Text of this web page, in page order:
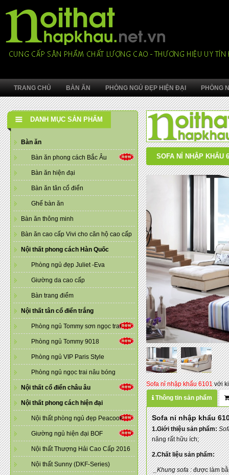
TRANG CHỦ BÀN ĂN PHÒNG NGỦ ĐẸP HIỆN ĐẠI PHÒNG
DANH MỤC SẢN PHẨM
Bàn ăn
Bàn ăn phong cách Bắc Âu
Bàn ăn hiện đại
Bàn ăn tân cổ điển
Ghế bàn ăn
Bàn ăn thông minh
Bàn ăn cao cấp Vivi cho căn hộ cao cấp
Nội thất phong cách Hàn Quốc
Phòng ngủ đẹp Juliet -Eva
Giường da cao cấp
Bàn trang điểm
Nội thất tân cổ điển trắng
Phòng ngủ Tommy sơn ngọc trai
Phòng ngủ Tommy 9018
Phòng ngủ VIP Paris Style
Phòng ngủ ngọc trai nâu bóng
Nội thất cổ điển châu âu
Nội thất phong cách hiện đại
Nội thất phòng ngủ đẹp Peacook
Giường ngủ hiện đại BOF
Nội thất Thượng Hải Cao Cấp 2016
Nội thất Sunny (DKF-Series)
SOFA NỈ NHẬP KHẨU
Sofa nỉ nhập khẩu 6101với
Thông tin sản phẩm
Sofa nỉ nhập khẩu
1.Giới thiệu sản phẩm:
năng rất hữu ích;
2.Chất liệu sản phẩm:
_Khung sofa :được làm